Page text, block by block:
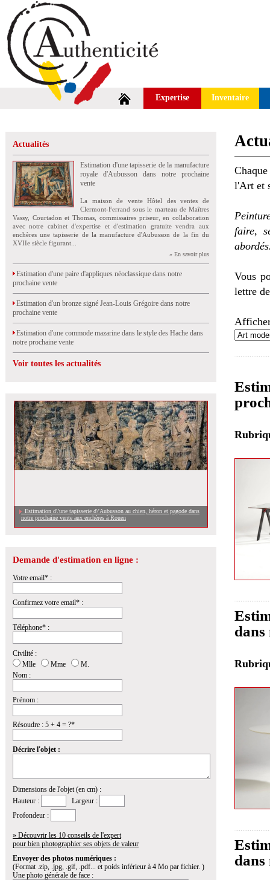
Expertise Inventaire
Actualités
Estimation d'une tapisserie de la manufacture
royale d'Aubusson dans notre prochaine
vente
La maison de vente Hôtel des ventes de
Clermont-Ferrand sous le marteau de Maîtres
Vassy, Courtadon et Thomas, commissaires priseur, en collaboration
avec notre cabinet d'expertise et d'estimation gratuite vendra aux
enchères une tapisserie de la manufacture d'Aubusson de la fin du
XVIIe siècle figurant...
» En savoir plus
Estimation d'une paire d'appliques néoclassique dans notre
prochaine vente
Estimation d'un bronze signé Jean-Louis Grégoire dans notre
prochaine vente
Estimation d'une commode mazarine dans le style des Hache dans
notre prochaine vente
Voir toutes les actualités
Estimation d\'une tapisserie d\'Aubusson au chien, héron et pagode dans
notre prochaine vente aux enchères à Rouen
Demande d'estimation en ligne :
Votre email* :
Confirmez votre email* :
Téléphone* :
Civilité :
Mlle
Mme
M.
Nom :
Prénom :
Résoudre : 5 + 4 = ?*
Décrire l'objet :
Dimensions de l'objet (en cm) :
Hauteur :
Largeur :
Profondeur :
» Découvrir les 10 conseils de l'expert
pour bien photographier ses objets de valeur
Envoyer des photos numériques :
(Format .zip, .jpg, .gif, .pdf... et poids inférieur à 4 Mo par fichier. )
Une photo générale de face :
l'Art et
faire,
Vous
lettre
dans
dans